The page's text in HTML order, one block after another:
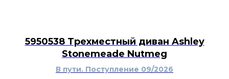
5950538 Трехместный диван Ashley
Stonemeade Nutmeg
В пути. Поступление 09/2026